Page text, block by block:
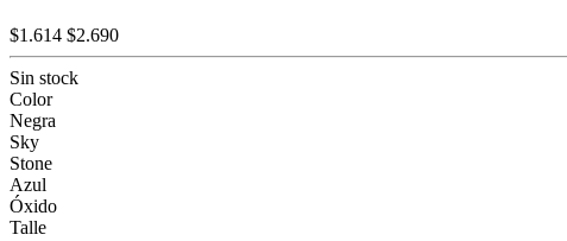
$1.614 $2.690
Sin stock
Color
Negra
Sky
Stone
Azul
Óxido
Talle